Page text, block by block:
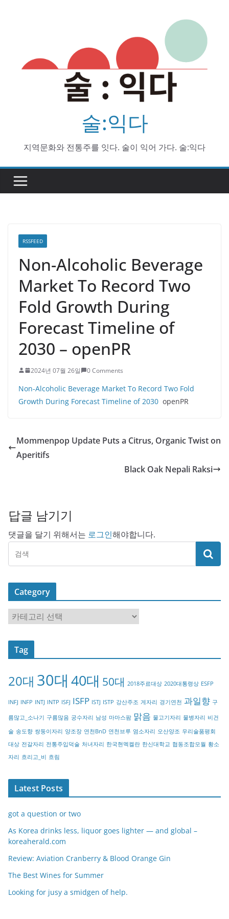
술:익다
지역문화와 전통주를 잇다. 술이 익어 가다. 술:익다
RSSFEED
Non-Alcoholic Beverage
Market To Record Two
Fold Growth During
Forecast Timeline of
2030 – openPR
2024년 07월 26일 0 Comments
Non-Alcoholic Beverage Market To Record Two Fold
Growth During Forecast Timeline of 2030 openPR
Mommenpop Update Puts a Citrus, Organic Twist on
Aperitifs
Black Oak Nepali Raksi
답글 남기기
댓글을 달기 위해서는 로그인해야합니다.
Category
a
t
o
y
Tag
20대 30대 40대 50대 2018주료대상 2020대통령상 ESFP
INFJ INFP INTJ INTP ISFJ ISFP ISTJ ISTP 강산주조 게자리 경기연천 과일향 구
름많고_소나기 구름많음 궁수자리 남성 마마스팜 맑음 물고기자리 물병자리 비건
술 송도향 쌍둥이자리 양조장 연천BnD 연천브루 염소자리 오산양조 우리술품평회
대상 전갈자리 전통주입덕술 처녀자리 한국현멕켈란 한신대학교 협동조합모월 황소
자리 흐리고_비 흐림
Latest Posts
got a question or two
As Korea drinks less, liquor goes lighter — and global –
koreaherald.com
Review: Aviation Cranberry & Blood Orange Gin
The Best Wines for Summer
Looking for jusy a smidgen of help.